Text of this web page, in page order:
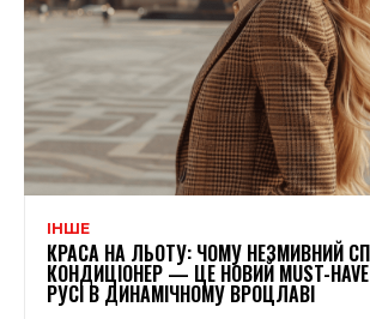
ІНШЕ
КРАСА НА ЛЬОТУ: ЧОМУ НЕЗМИВНИЙ
КОНДИЦІОНЕР — ЦЕ НОВИЙ MUST-
РУСІ В ДИНАМІЧНОМУ ВРОЦЛАВІ